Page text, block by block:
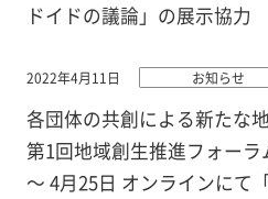
ドイドの議論」の展示協力
2022年4月11日 お知らせ
各団体の共創による新たな
第1回地域創生推進フォーラ
～ 4月25日 オンラインにて